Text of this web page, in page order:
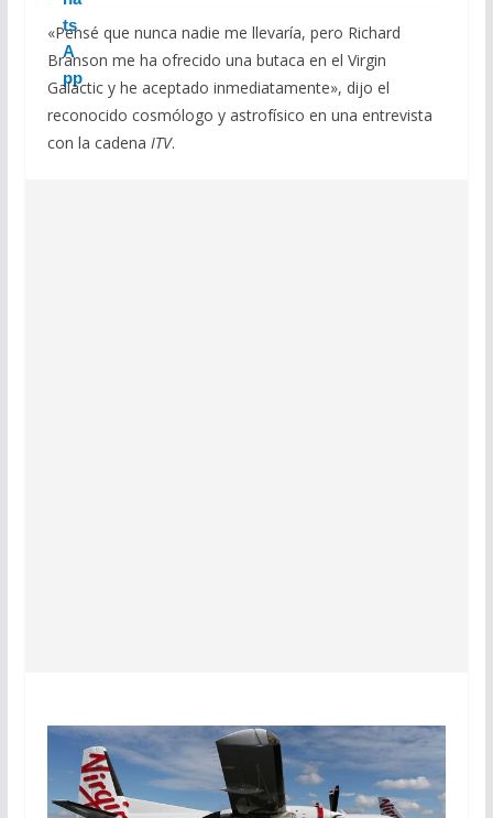
«Pensé que nunca nadie me llevaría, pero Richard
Branson me ha ofrecido una butaca en el Virgin
Galactic y he aceptado inmediatamente», dijo el
reconocido cosmólogo y astrofísico en una entrevista
con la cadena ITV.